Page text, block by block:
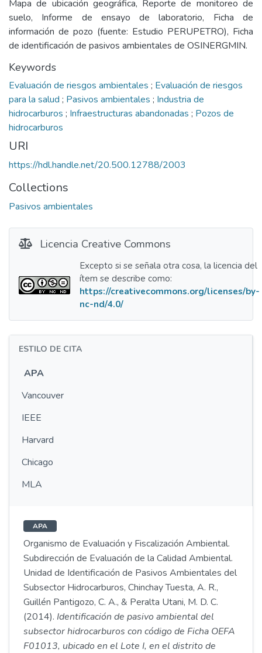
Mapa de ubicación geográfica, Reporte de monitoreo de
suelo, Informe de ensayo de laboratorio, Ficha de
información de pozo (fuente: Estudio PERUPETRO), Ficha
de identificación de pasivos ambientales de OSINERGMIN.
Keywords
Evaluación de riesgos ambientales ; Evaluación de riesgos
para la salud ; Pasivos ambientales ; Industria de
hidrocarburos ; Infraestructuras abandonadas ; Pozos de
hidrocarburos
URI
https://hdl.handle.net/20.500.12788/2003
Collections
Pasivos ambientales
Licencia Creative Commons
Excepto si se señala otra cosa, la licencia del
ítem se describe como:
https://creativecommons.org/licenses/by-
nc-nd/4.0/
ESTILO DE CITA
APA
Vancouver
IEEE
Harvard
Chicago
MLA
APA
Organismo de Evaluación y Fiscalización Ambiental.
Subdirección de Evaluación de la Calidad Ambiental.
Unidad de Identificación de Pasivos Ambientales del
Subsector Hidrocarburos, Chinchay Tuesta, A. R.,
Guillén Pantigozo, C. A., & Peralta Utani, M. D. C.
(2014). Identificación de pasivo ambiental del
subsector hidrocarburos con código de Ficha OEFA
F01013, ubicado en el Lote I, en el distrito de